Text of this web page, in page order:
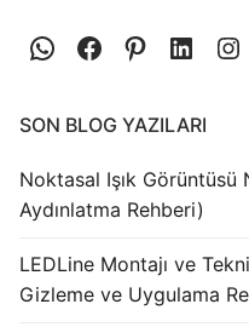
Sabit
SON BLOG YAZILARI
Noktasal Işık Görüntüsü
Aydınlatma Rehberi)
LEDLine Montajı ve
Gizleme ve Uygulama